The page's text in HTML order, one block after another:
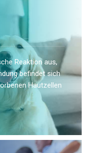
Reaktion aus,
befindet sich
Hautzellen